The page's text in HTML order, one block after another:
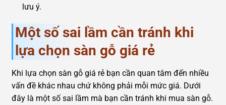
lưu ý.
Một số sai lầm cần tránh khi
lựa chọn sàn gỗ giá rẻ
Khi lựa chọn sàn gỗ giá rẻ bạn cần quan tâm đến nhiều
vấn đề khác nhau chứ không phải mỗi mức giá. Dưới
đây là một số sai lầm mà bạn cần tránh khi mua sàn gỗ.